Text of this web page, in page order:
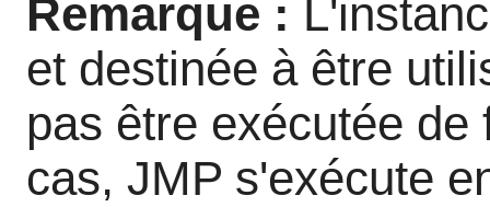
Remarque :
et destinée à être
pas être exécutée
cas, JMP s'exécute